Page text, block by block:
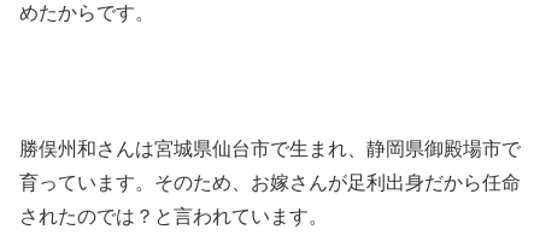
めたからです。
勝俣州和さんは宮城県仙台市で生まれ、静岡県御殿場市で
育っています。そのため、お嫁さんが足利出身だから任命
されたのでは？と言われています。